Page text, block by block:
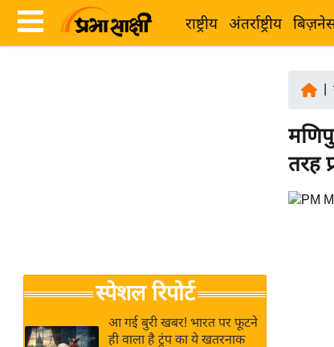
राष्ट्रीय अंतर्राष्ट्रीय
Breaking
News in
Hindi
जगत
राय
स्पेशल रिपोर्ट
आ गई बुरी खबर! भारत पर फूटने
ही वाला है ट्रंप का ये खतरनाक
तरह